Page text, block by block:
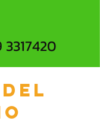
3317420
del